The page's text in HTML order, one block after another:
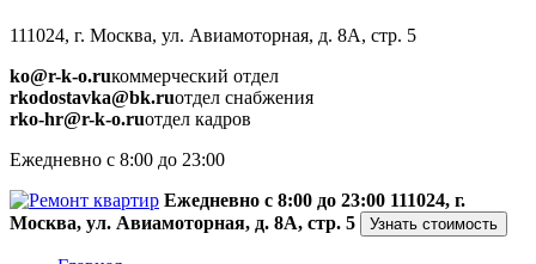
111024, г. Москва, ул. Авиамоторная, д. 8А, стр. 5
ko@r-k-o.ruкоммерческий отдел
rkodostavka@bk.ruотдел снабжения
rko-hr@r-k-o.ruотдел кадров
Ежедневно с 8:00 до 23:00
Ежедневно с 8:00 до 23:00 111024, г.
Москва, ул. Авиамоторная, д. 8А, стр. 5
Узнать стоимость